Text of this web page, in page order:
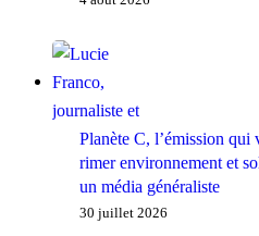
Planète C, l’émission qui
rimer environnement et
un média généraliste
30 juillet 2026